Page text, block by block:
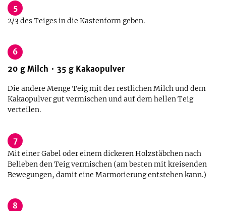
5
2/3 des Teiges in die Kastenform geben.
6
20 g Milch 35 g Kakaopulver
Die andere Menge Teig mit der restlichen Milch und dem
Kakaopulver gut vermischen und auf dem hellen Teig
verteilen.
7
Mit einer Gabel oder einem dickeren Holzstäbchen nach
Belieben den Teig vermischen (am besten mit kreisenden
Bewegungen, damit eine Marmorierung entstehen kann.)
8